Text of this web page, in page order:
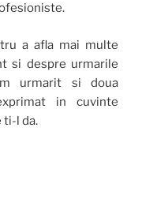
a afla mai multe
si despre urmarile
urmarit si doua
in cuvinte
ti-l da.